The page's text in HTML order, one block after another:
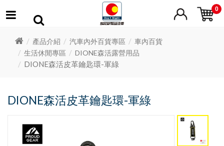
0
產品介紹 汽車內外百貨專區
車內百貨
生活休閒專區
DIONE森活露營用品
DIONE森活皮革鑰匙環-軍綠
DIONE森活皮革鑰匙環-軍綠